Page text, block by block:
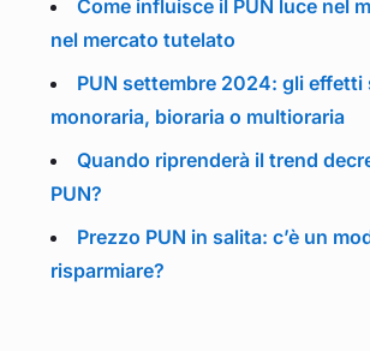
Come influisce il PUN luce nel
nel mercato tutelato
PUN settembre 2024: gli effetti
monoraria, bioraria o multioraria
Quando riprenderà il trend
PUN?
Prezzo PUN in salita: c’è un
risparmiare?